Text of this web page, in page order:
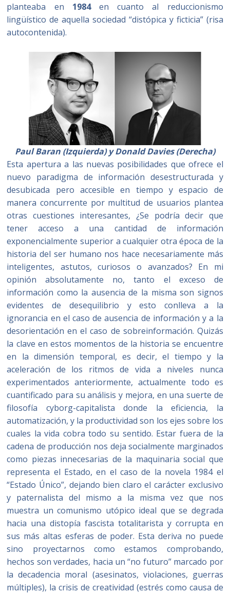
planteaba en 1984en cuanto al reduccionismo
lingüístico de aquella sociedad “distópica y ficticia” (risa
autocontenida).
Paul Baran (Izquierda) y Donald Davies (Derecha)
Esta apertura a las nuevas posibilidades que ofrece el
nuevo paradigma de información desestructurada y
desubicada pero accesible en tiempo y espacio de
manera concurrente por multitud de usuarios plantea
otras cuestiones interesantes, ¿Se podría decir que
tener acceso a una cantidad de información
exponencialmente superior a cualquier otra época de la
historia del ser humano nos hace necesariamente más
inteligentes, astutos, curiosos o avanzados? En mi
opinión absolutamente no, tanto el exceso de
información como la ausencia de la misma son signos
evidentes de desequilibrio y esto conlleva a la
ignorancia en el caso de ausencia de información y a la
desorientación en el caso de sobreinformación. Quizás
la clave en estos momentos de la historia se encuentre
en la dimensión temporal, es decir, el tiempo y la
aceleración de los ritmos de vida a niveles nunca
experimentados anteriormente, actualmente todo es
cuantificado para su análisis y mejora, en una suerte de
filosofía cyborg-capitalista donde la eficiencia, la
automatización, y la productividad son los ejes sobre los
cuales la vida cobra todo su sentido. Estar fuera de la
cadena de producción nos deja socialmente marginados
como piezas innecesarias de la maquinaria social que
representa el Estado, en el caso de la novela 1984 el
“Estado Único”, dejando bien claro el carácter exclusivo
y paternalista del mismo a la misma vez que nos
muestra un comunismo utópico ideal que se degrada
hacia una distopía fascista totalitarista y corrupta en
sus más altas esferas de poder. Esta deriva no puede
sino proyectarnos como estamos comprobando,
hechos son verdades, hacia un “no futuro” marcado por
la decadencia moral (asesinatos, violaciones, guerras
múltiples), la crisis de creatividad (estrés como causa de